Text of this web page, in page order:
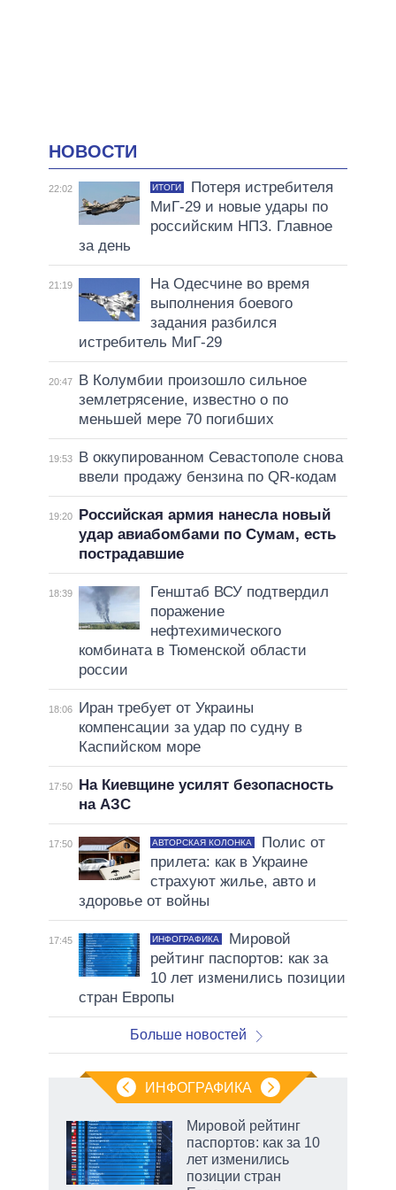
НОВОСТИ
22:02 ИТОГИ
Потеря истребителя
МиГ-29 и новые удары по
российским НПЗ. Главное
за день
21:19
На Одесчине во время
выполнения боевого
задания разбился
истребитель МиГ-29
20:47
В Колумбии произошло сильное
землетрясение, известно о по
меньшей мере 70 погибших
19:53
В оккупированном Севастополе снова
ввели продажу бензина по QR-кодам
19:20
Российская армия нанесла новый
удар авиабомбами по Сумам, есть
пострадавшие
18:39
Генштаб ВСУ подтвердил
поражение
нефтехимического
комбината в Тюменской области
россии
18:06
Иран требует от Украины
компенсации за удар по судну в
Каспийском море
17:50
На Киевщине усилят безопасность
на АЗС
17:50 АВТОРСКАЯ КОЛОНКА
Полис от
прилета: как в Украине
страхуют жилье, авто и
здоровье от войны
17:45 ИНФОГРАФИКА
Мировой
рейтинг паспортов: как за
10 лет изменились позиции
стран Европы
Больше новостей
ИНФОГРАФИКА
Мировой рейтинг
паспортов: как за 10
лет изменились
позиции стран